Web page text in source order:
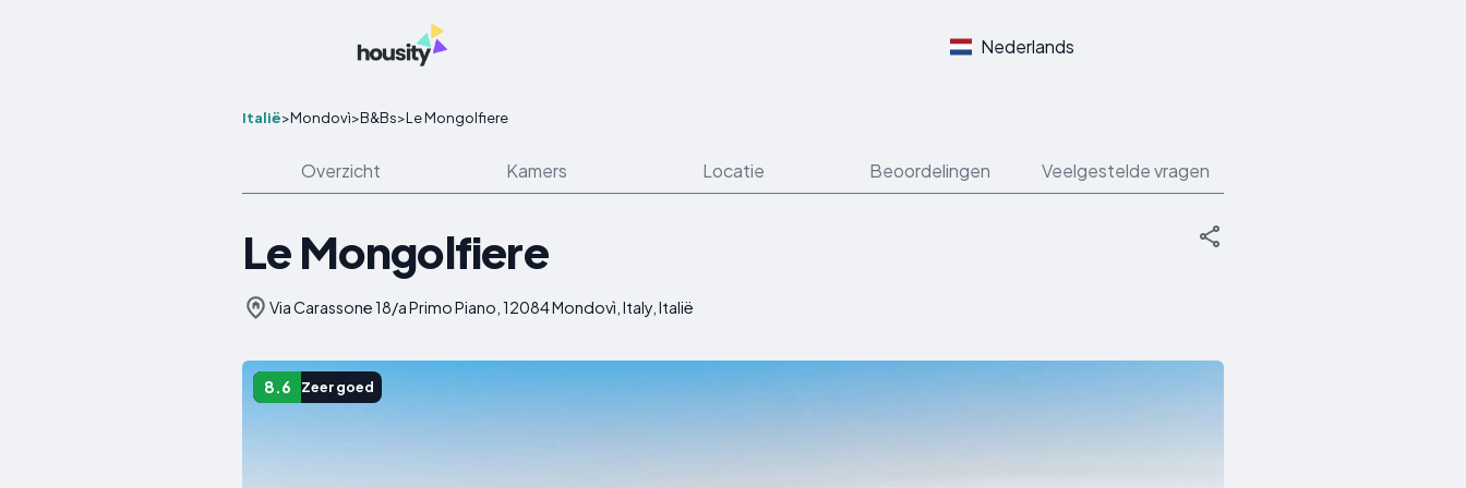
Nederlands
Italië>Mondovì>B&Bs>Le Mongolfiere
Overzicht Kamers Locatie Beoordelingen Veelgestelde vragen
Le Mongolfiere
Via Carassone 18/a Primo Piano, 12084 Mondovì, Italy, Italië
8.6 Zeer goed